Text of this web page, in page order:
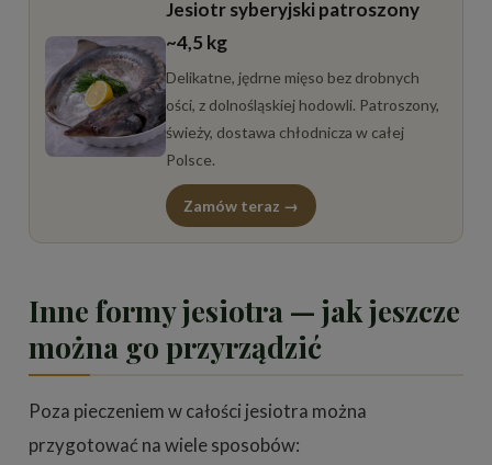
Jesiotr syberyjski patroszony
~4,5 kg
Delikatne, jędrne mięso bez drobnych
ości, z dolnośląskiej hodowli. Patroszony,
świeży, dostawa chłodnicza w całej
Polsce.
Zamów teraz →
Inne formy jesiotra — jak jeszcze
można go przyrządzić
Poza pieczeniem w całości jesiotra można
przygotować na wiele sposobów: